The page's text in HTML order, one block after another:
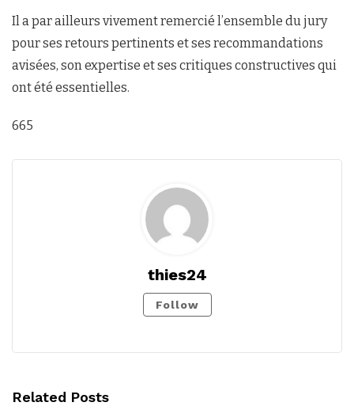
Il a par ailleurs vivement remercié l’ensemble du jury
pour ses retours pertinents et ses recommandations
avisées, son expertise et ses critiques constructives qui
ont été essentielles.
665
thies24
Follow
Related Posts